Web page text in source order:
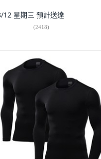
12 星期三 預計送達
(2418)